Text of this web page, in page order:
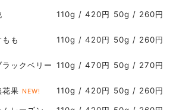
110g / 420円 50g / 260円
もも 110g / 420円 50g / 260円
ラックベリー 110g / 470円 50g / 270円
花果 NEW! 110g / 420円 50g / 260円